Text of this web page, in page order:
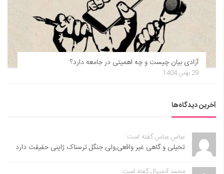
آزادی بیان چیست و چه اهمیتی در جامعه دارد؟
29 بهمن 1404
آخرین دیدگاه‌ها
عباس عباس گفته است:
تخیلی و گاهی غیر واقعی,ولی جنگل ترسناک ژاپنی حقیقت دارد
محمد آدمیرال گفته است: